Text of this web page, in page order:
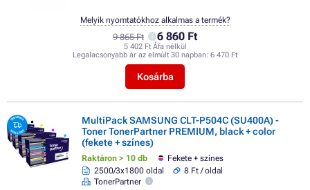
9 865 Ft 6 860 Ft
5 402 Ft Áfa nélkül
Legalacsonyabb ár az elmúlt 30 napban: 6 470 Ft
Kosárba
Melyik nyomtatókhoz alkalmas a termék?
MultiPack SAMSUNG CLT-P504C (SU400A) -
Toner TonerPartner PREMIUM, black + color
(fekete + színes)
Raktáron > 10 db
Fekete + színes
2500/3x1800 oldal
8 Ft / oldal
TonerPartner